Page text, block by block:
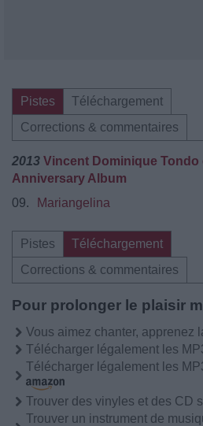
Pistes
Téléchargement
Corrections & commentaires
2013 Vincent Dominique Tondo
Anniversary Album
09.
Mariangelina
Pistes
Téléchargement
Corrections & commentaires
Pour prolonger le plaisir
Vous aimez chanter, apprenez
Télécharger légalement les
Télécharger légalement les
Trouver des vinyles et des CD
Trouver un instrument de